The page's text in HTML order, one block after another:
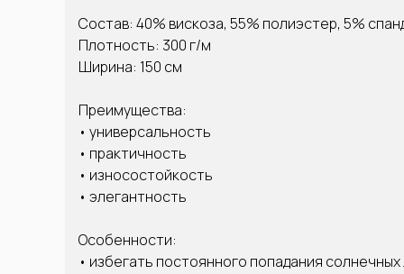
Состав: 40% вискоза, 55% полиэстер, 5%
Плотность: 300 г/м
Ширина: 150 см
Преимущества:
• универсальность
• практичность
• износостойкость
• элегантность
Особенности:
• избегать постоянного попадания